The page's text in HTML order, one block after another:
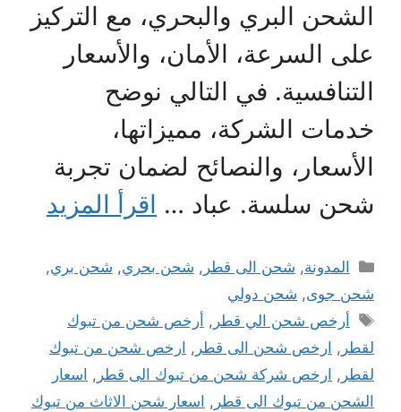
الشحن البري والبحري، مع التركيز
على السرعة، الأمان، والأسعار
التنافسية. في التالي نوضح
خدمات الشركة، مميزاتها،
الأسعار، والنصائح لضمان تجربة
شحن سلسة. عباد … اقرأ المزيد
التصنيفات
المدونة, شحن الى قطر , شحن بحري, شحن بري,
شحن جوى, شحن دولي
الوسوم
أرخص شحن الي قطر , أرخص شحن من تبوك
لقطر , ارخص شحن الى قطر , ارخص شحن من تبوك
لقطر , ارخص شركة شحن من تبوك الى قطر , اسعار
الشحن من تبوك الى قطر , اسعار شحن الاثاث من تبوك